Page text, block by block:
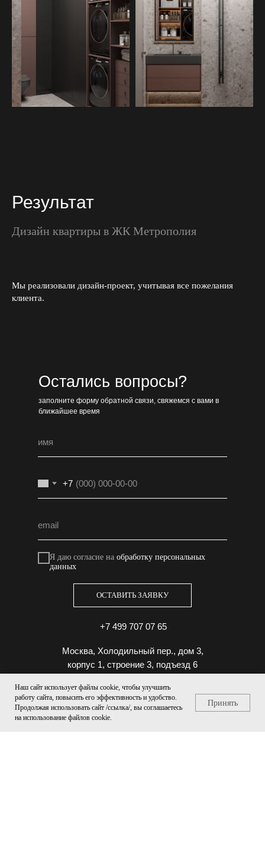
Результат
Дизайн квартиры в ЖК Метрополия
Мы реализовали дизайн-проект, учитывая все пожелания
клиента.
+7
Я даю согласие на обработку персональных
данных
ОСТАВИТЬ ЗАЯВКУ
Остались вопросы?
заполните форму обратной связи, свяжемся с вами в
ближайшее время
+7 499 707 07 65
Москва, Холодильный пер., дом 3,
корпус 1, строение 3, подъезд 6
Наш сайт использует файлы cookie, чтобы улучшить
работу сайта, повысить его эффективность и удобство.
Продолжая использовать сайт /ссылка/, вы соглашаетесь
на использование файлов cookie.
Принять